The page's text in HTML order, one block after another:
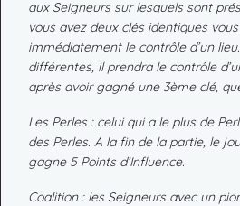
aux Seigneurs sur lesquels sont
vous avez deux clés identiques
immédiatement le contrôle d’un
différentes, il prendra le contrôle
après avoir gagné une 3ème clé,
Les Perles : celui qui a le plus de
des Perles. A la fin de la partie, le
gagne 5 Points d’Influence.
Coalition : les Seigneurs avec un